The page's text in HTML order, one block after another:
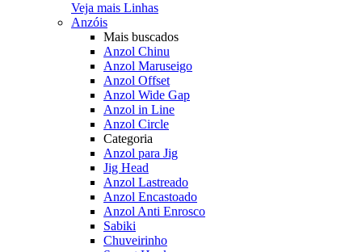
Veja mais Linhas
Anzóis
Mais buscados
Anzol Chinu
Anzol Maruseigo
Anzol Offset
Anzol Wide Gap
Anzol in Line
Anzol Circle
Categoria
Anzol para Jig
Jig Head
Anzol Lastreado
Anzol Encastoado
Anzol Anti Enrosco
Sabiki
Chuveirinho